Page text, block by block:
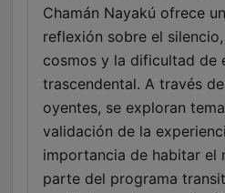
Chamán Nayakú ofrece
reflexión sobre el
cosmos y la dificultad de
trascendental. A través
oyentes, se exploran
validación de la
importancia de habitar el
parte del programa